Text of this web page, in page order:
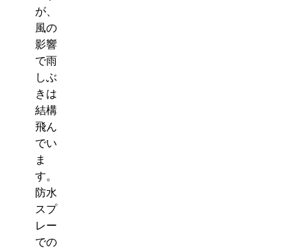
が、
風の
影響
で雨
しぶ
きは
結構
飛ん
でい
ま
す。
防水
スプ
レー
での